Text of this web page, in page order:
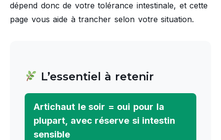
dépend donc de votre tolérance intestinale, et cette
page vous aide à trancher selon votre situation.
L’essentiel à retenir
Artichaut le soir = oui pour la
plupart, avec réserve si intestin
sensible